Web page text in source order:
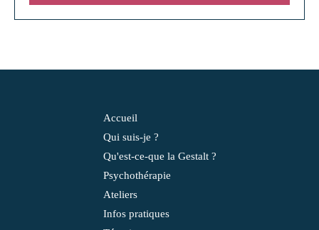
Accueil
Qui suis-je ?
Qu'est-ce-que la Gestalt ?
Psychothérapie
Ateliers
Infos pratiques